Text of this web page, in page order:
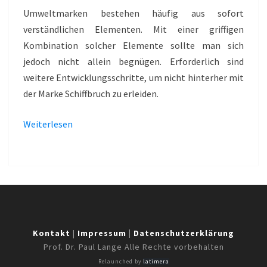
KLIMA
Umweltmarken bestehen häufig aus sofort
verständlichen Elementen. Mit einer griffigen
Kombination solcher Elemente sollte man sich
jedoch nicht allein begnügen. Erforderlich sind
weitere Entwicklungsschritte, um nicht hinterher mit
der Marke Schiffbruch zu erleiden.
Weiterlesen
Kontakt | Impressum | Datenschutzerklärung
Prof. Dr. Paul Lange Alle Rechte vorbehalten
Relaunched by latimera